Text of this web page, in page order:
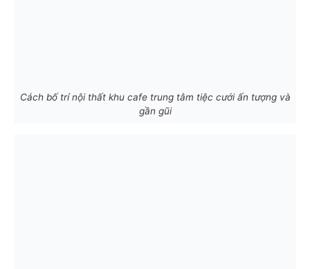
Cách bố trí nội thất khu cafe trung tâm tiệc cưới ấn tượng và
gần gũi